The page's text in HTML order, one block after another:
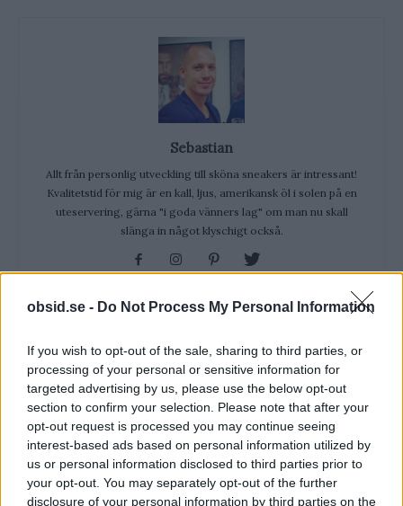
obsid.se - Do Not Process My Personal Information
If you wish to opt-out of the sale, sharing to third parties, or
processing of your personal or sensitive information for
targeted advertising by us, please use the below opt-out
section to confirm your selection. Please note that after your
opt-out request is processed you may continue seeing
interest-based ads based on personal information utilized by
us or personal information disclosed to third parties prior to
your opt-out. You may separately opt-out of the further
disclosure of your personal information by third parties on the
Sebastian
Allt från personlig utveckling till sköna sneakers är intressant!
Kvalitetstid för mig är en kall, ljus, amerikansk öl i solen på en
uteservering, gärna "i goda vänners lag" om man nu skall
slänga in något klyschigt också.
RELATERADE ARTIKLAR
Träna Med Träningsvärk – Svar På
Alla Dina Frågor!
Varför Firar Vi Nationaldagen Den
6e Juni?